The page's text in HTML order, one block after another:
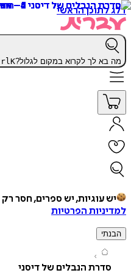
הראשי
לך לקרוא במקום לגלול? CtrlK
עוגיות, יש ספרים, חסר רק קפה.
הפרטיות
הנבלים של דיסני